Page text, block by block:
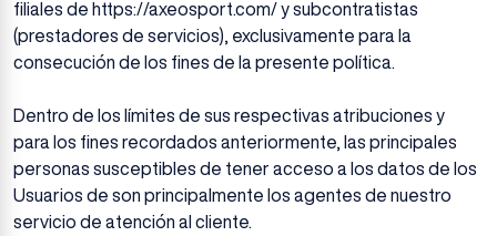
filiales de https://axeosport.com/ y subcontratistas
(prestadores de servicios), exclusivamente para la
consecución de los fines de la presente política.
Dentro de los límites de sus respectivas atribuciones y
para los fines recordados anteriormente, las principales
personas susceptibles de tener acceso a los datos de los
Usuarios de son principalmente los agentes de nuestro
servicio de atención al cliente.